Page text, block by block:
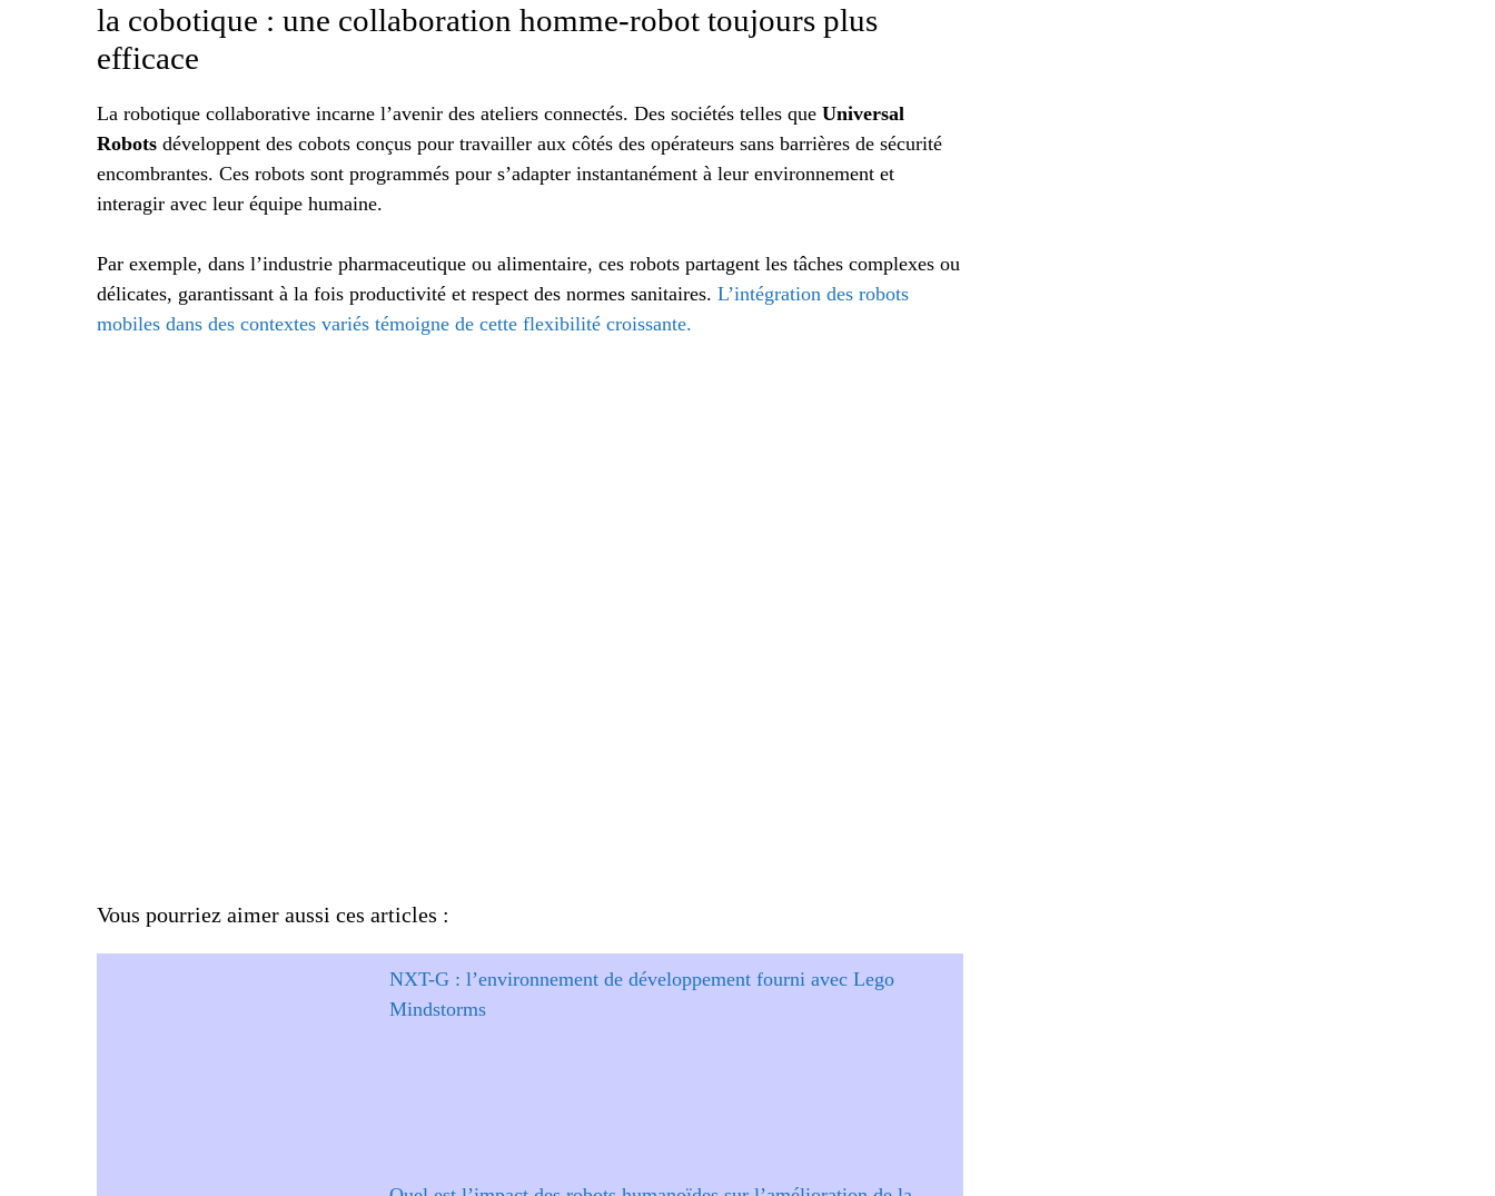
la cobotique : une collaboration homme-robot toujours plus
efficace
La robotique collaborative incarne l’avenir des ateliers connectés. Des sociétés telles que Universal
Robots développent des cobots conçus pour travailler aux côtés des opérateurs sans barrières de sécurité
encombrantes. Ces robots sont programmés pour s’adapter instantanément à leur environnement et
interagir avec leur équipe humaine.
Par exemple, dans l’industrie pharmaceutique ou alimentaire, ces robots partagent les tâches complexes ou
délicates, garantissant à la fois productivité et respect des normes sanitaires. L’intégration des robots
mobiles dans des contextes variés témoigne de cette flexibilité croissante.
Vous pourriez aimer aussi ces articles :
NXT-G : l’environnement de développement fourni avec Lego
Mindstorms